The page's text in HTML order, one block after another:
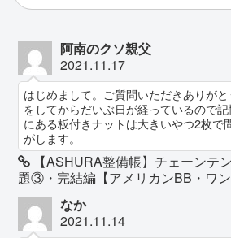
阿南のクソ親父
2021.11.17
はじめまして。ご質問いただきありが
をしてからだいぶ日が経っているので
にある板付きナットは大きいやつ2枚で
がします。
【ASHURA整備帳】チェーンテ
題③・完結編【アメリカンBB・ワン
なか
2021.11.14